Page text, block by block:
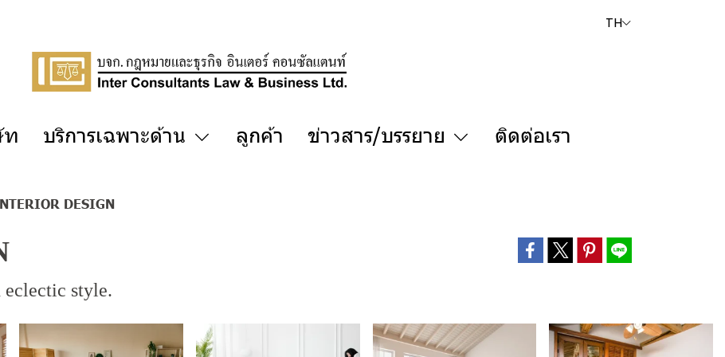
TH
ท บริการเฉพาะด้าน ลูกค้า ข่าวสาร/บรรยาย ติดต่อเรา
DESIGN
eclectic style.